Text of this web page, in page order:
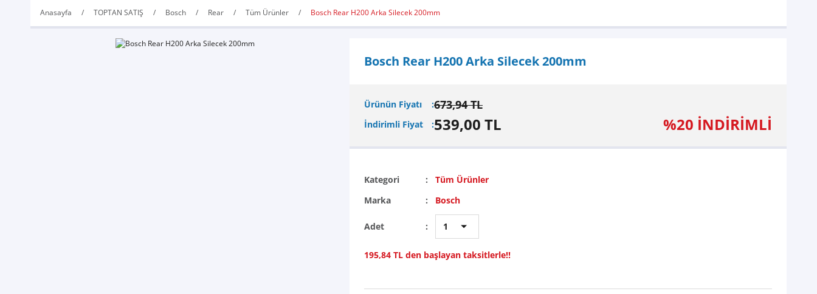
Anasayfa TOPTAN SATIŞ Bosch Rear Tüm Ürünler Bosch Rear H200 Arka Silecek 200mm
Bosch Rear H200 Arka Silecek 200mm
Ürünün Fiyatı 673,94 TL
İndirimli Fiyat 539,00 TL %20 İNDİRİMLİ
Kategori
Tüm Ürünler
Marka
Bosch
Adet
195,84 TL den başlayan taksitlerle!!